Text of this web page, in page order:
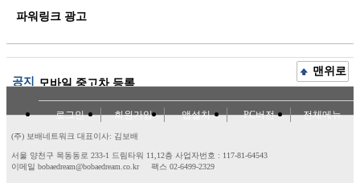
파워링크 광고
공지 모바일 중고차 등록
맨위로
로그인 회원가입 앱설치 PC버전 전체메뉴
(주) 보배네트워크 대표이사: 김보배
서울 양천구 목동동로 233-1 드림타워 11,12층 사업자번호 : 117-81-64543
이메일 bobaedream@bobaedream.co.kr
팩스 02-6499-2329